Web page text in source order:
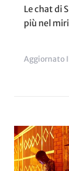
Le chat di
più nel
Aggiornato